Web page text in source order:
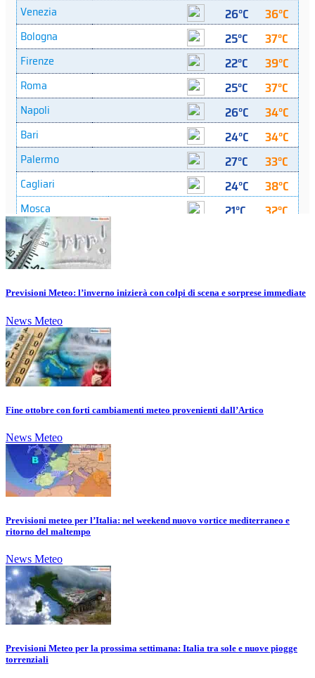
Previsioni Meteo: l’inverno inizierà con colpi di scena e sorprese immediate
News Meteo
Fine ottobre con forti cambiamenti meteo provenienti dall’Artico
News Meteo
Previsioni meteo per l’Italia: nel weekend nuovo vortice mediterraneo e
ritorno del maltempo
News Meteo
Previsioni Meteo per la prossima settimana: Italia tra sole e nuove piogge
torrenziali